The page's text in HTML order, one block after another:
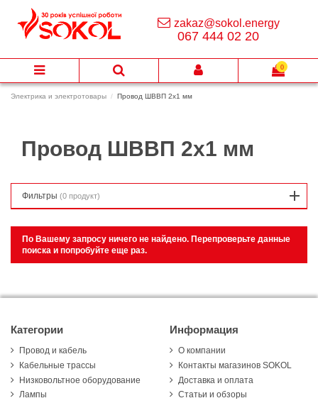
Электрика и электротовары Провод ШВВП 2х1 мм
Провод ШВВП 2х1 мм
По Вашему запросу ничего не найдено. Перепроверьте данные
поиска и попробуйте еще раз.
Фильтры (0 продукт)
zakaz@sokol.energy
067 444 02 20
0
Категории
Провод и кабель
Кабельные трассы
Низковольтное оборудование
Лампы
Информация
О компании
Контакты магазинов SOKOL
Доставка и оплата
Статьи и обзоры